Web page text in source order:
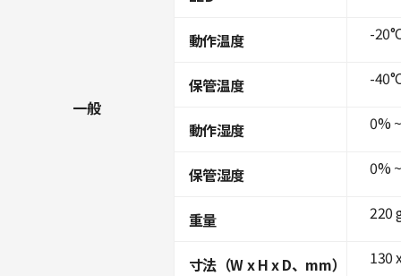
一般
動作温度
保管温度
動作湿度
保管湿度
重量
寸法（W x H x D、mm）
-
-
0%
0%
220
130